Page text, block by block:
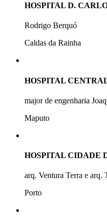
HOSPITAL D.
Rodrigo Berquó
Caldas da Rainha
HOSPITAL
major de engenharia
Maputo
HOSPITAL CIDADE
arq. Ventura Terra e arq.
Porto